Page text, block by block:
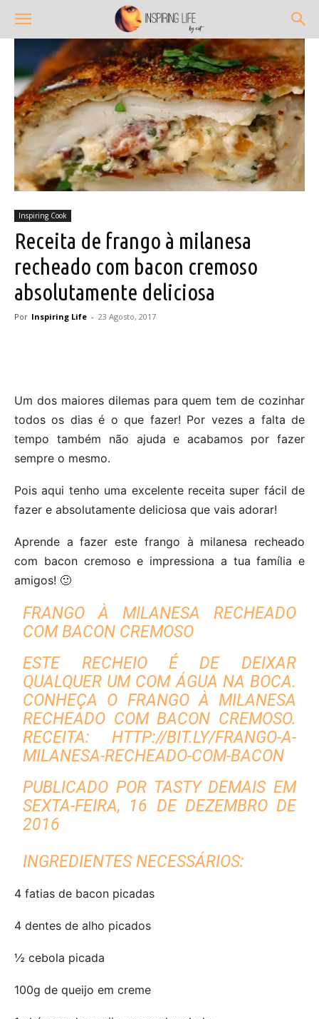
Inspiring Cook
Receita de frango à milanesa
recheado com bacon cremoso
absolutamente deliciosa
Por Inspiring Life - 23 Agosto, 2017
Um dos maiores dilemas para quem tem de cozinhar
todos os dias é o que fazer! Por vezes a falta de
tempo também não ajuda e acabamos por fazer
sempre o mesmo.
Pois aqui tenho uma excelente receita super fácil de
fazer e absolutamente deliciosa que vais adorar!
Aprende a fazer este frango à milanesa recheado
com bacon cremoso e impressiona a tua família e
amigos! 🙂
FRANGO À MILANESA RECHEADO
COM BACON CREMOSO
ESTE RECHEIO É DE DEIXAR
QUALQUER UM COM ÁGUA NA BOCA.
CONHEÇA O FRANGO À MILANESA
RECHEADO COM BACON CREMOSO.
RECEITA: HTTP://BIT.LY/FRANGO-A-
MILANESA-RECHEADO-COM-BACON
PUBLICADO POR TASTY DEMAISEM
SEXTA-FEIRA, 16 DE DEZEMBRO DE
2016
INGREDIENTES NECESSÁRIOS:
4 fatias de bacon picadas
4 dentes de alho picados
½ cebola picada
100g de queijo em creme